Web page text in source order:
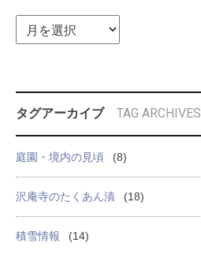
タグアーカイブ TAG ARCHIVES
庭園・境内の見頃 (8)
沢庵寺のたくあん漬 (18)
積雪情報 (14)